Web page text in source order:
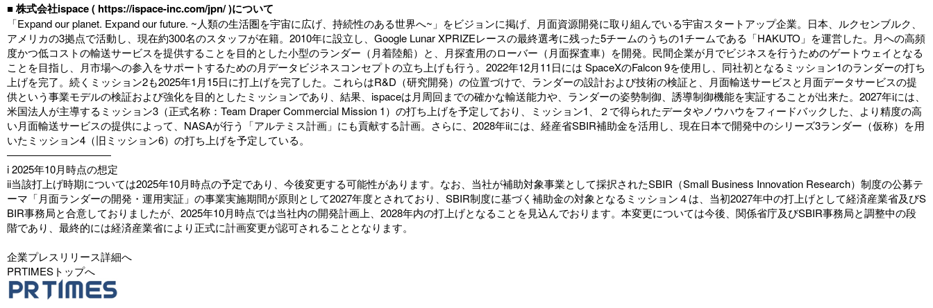
■株式会社ispace ( https://ispace-inc.com/jpn/)について
「Expand our planet. Expand our future. ~人類の生活圏を宇宙に広げ、持続性のある世界へ~」をビジョンに掲げ、月面資源開発に取り組んでいる宇宙スタートアップ企業。日本、ルクセンブルク、
アメリカの3拠点で活動し、現在約300名のスタッフが在籍。2010年に設立し、Google Lunar XPRIZEレースの最終選考に残った5チームのうちの1チームである「HAKUTO」を運営した。月への高頻
度かつ低コストの輸送サービスを提供することを目的とした小型のランダー（月着陸船）と、月探査用のローバー（月面探査車）を開発。民間企業が月でビジネスを行うためのゲートウェイとなる
ことを目指し、月市場への参入をサポートするための月データビジネスコンセプトの立ち上げも行う。2022年12月11日には SpaceXのFalcon 9を使用し、同社初となるミッション1のランダーの打ち
上げを完了。続くミッション2も2025年1月15日に打上げを完了した。これらはR&D（研究開発）の位置づけで、ランダーの設計および技術の検証と、月面輸送サービスと月面データサービスの提
供という事業モデルの検証および強化を目的としたミッションであり、結果、ispaceは月周回までの確かな輸送能力や、ランダーの姿勢制御、誘導制御機能を実証することが出来た。2027年iには、
米国法人が主導するミッション3（正式名称：Team Draper Commercial Mission 1）の打ち上げを予定しており、ミッション1、２で得られたデータやノウハウをフィードバックした、より精度の高
い月面輸送サービスの提供によって、NASAが行う「アルテミス計画」にも貢献する計画。さらに、2028年iiには、経産省SBIR補助金を活用し、現在日本で開発中のシリーズ3ランダー（仮称）を用
いたミッション4（旧ミッション6）の打ち上げを予定している。
――――――――――
i 2025年10月時点の想定
ii当該打上げ時期については2025年10月時点の予定であり、今後変更する可能性があります。なお、当社が補助対象事業として採択されたSBIR（Small Business Innovation Research）制度の公募テ
ーマ「月面ランダーの開発・運用実証」の事業実施期間が原則として2027年度とされており、SBIR制度に基づく補助金の対象となるミッション４は、当初2027年中の打上げとして経済産業省及びS
BIR事務局と合意しておりましたが、2025年10月時点では当社内の開発計画上、2028年内の打上げとなることを見込んでおります。本変更については今後、関係省庁及びSBIR事務局と調整中の段
階であり、最終的には経済産業省により正式に計画変更が認可されることとなります。
企業プレスリリース詳細へ
PRTIMESトップへ